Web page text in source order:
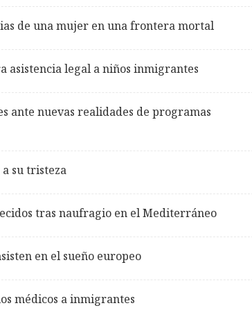
de una mujer en una frontera mortal
asistencia legal a niños inmigrantes
ante nuevas realidades de programas
su tristeza
tras naufragio en el Mediterráneo
en el sueño europeo
médicos a inmigrantes